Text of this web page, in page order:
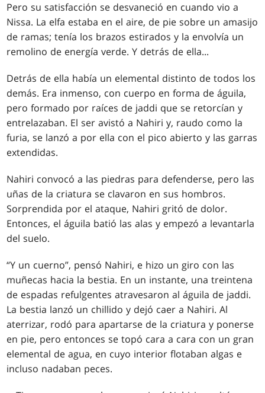
Pero su satisfacción se desvaneció en cuando vio a
Nissa. La elfa estaba en el aire, de pie sobre un amasijo
de ramas; tenía los brazos estirados y la envolvía un
remolino de energía verde. Y detrás de ella...
Detrás de ella había un elemental distinto de todos los
demás. Era inmenso, con cuerpo en forma de águila,
pero formado por raíces de jaddi que se retorcían y
entrelazaban. El ser avistó a Nahiri y, raudo como la
furia, se lanzó a por ella con el pico abierto y las garras
extendidas.
Nahiri convocó a las piedras para defenderse, pero las
uñas de la criatura se clavaron en sus hombros.
Sorprendida por el ataque, Nahiri gritó de dolor.
Entonces, el águila batió las alas y empezó a levantarla
del suelo.
“Y un cuerno”, pensó Nahiri, e hizo un giro con las
muñecas hacia la bestia. En un instante, una treintena
de espadas refulgentes atravesaron al águila de jaddi.
La bestia lanzó un chillido y dejó caer a Nahiri. Al
aterrizar, rodó para apartarse de la criatura y ponerse
en pie, pero entonces se topó cara a cara con un gran
elemental de agua, en cuyo interior flotaban algas e
incluso nadaban peces.